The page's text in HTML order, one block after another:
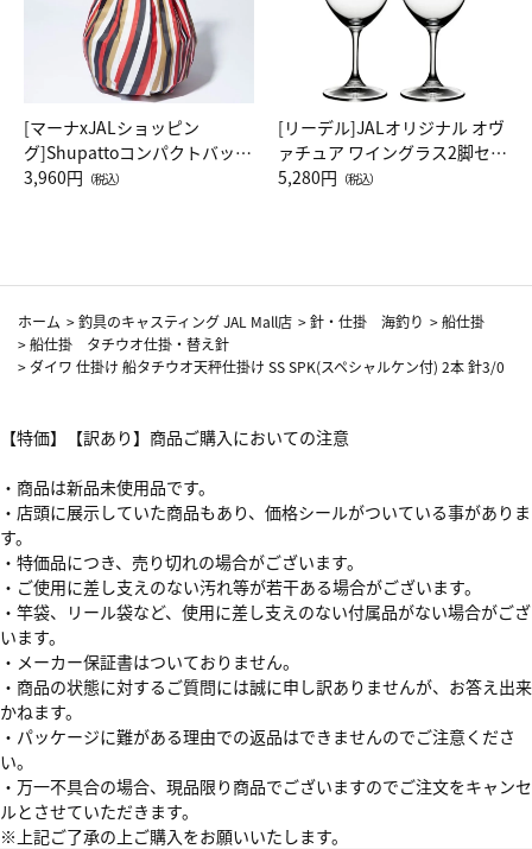
[マーナxJALショッピン
グ]Shupattoコンパクトバッグ
Drop JAL客室乗務員（LC）ス
3,960円 （税込）
[リーデル]JALオリジナル オヴ
ァチュア ワイングラス2脚セッ
ト（レッドワイン）
5,280円 （税込）
ホーム >釣具のキャスティング JAL Mall店 >針・仕掛 海釣り >船仕掛
>船仕掛 タチウオ仕掛・替え針
> ダイワ 仕掛け 船タチウオ天秤仕掛け SS SPK(スペシャルケン付) 2本 針3/0
【特価】【訳あり】商品ご購入においての注意
・商品は新品未使用品です。
・店頭に展示していた商品もあり、価格シールがついている事がありま
す。
・特価品につき、売り切れの場合がございます。
・ご使用に差し支えのない汚れ等が若干ある場合がございます。
・竿袋、リール袋など、使用に差し支えのない付属品がない場合がござ
います。
・メーカー保証書はついておりません。
・商品の状態に対するご質問には誠に申し訳ありませんが、お答え出来
かねます。
・パッケージに難がある理由での返品はできませんのでご注意くださ
い。
・万一不具合の場合、現品限り商品でございますのでご注文をキャンセ
ルとさせていただきます。
※上記ご了承の上ご購入をお願いいたします。